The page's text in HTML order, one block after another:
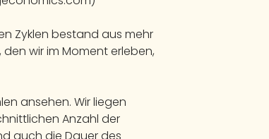
Zyklen bestand aus mehr
den wir im Moment erleben,
ansehen. Wir liegen
Anzahl der